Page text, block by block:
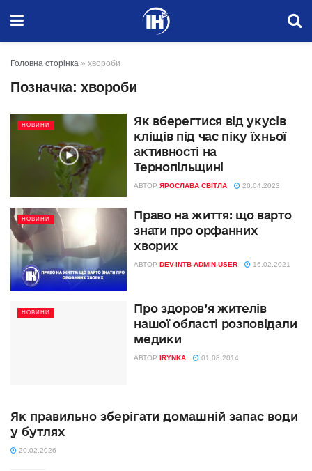
Головна сторінка » хвороби
Позначка: хвороби
НОВИНИ
Як вберегтися від укусів
кліщів під час піку їхньої
активності на
Тернопільщині
АВТОР ЯРОСЛАВА СВІТЛА 20.04.2023
НОВИНИ
Право на життя: що варто
знати про орфанних
хворих
АВТОР DEV-INTB-ADMIN-USER 16.02.2021
НОВИНИ
Про здоров’я жителів
нашої області розповідали
медики
АВТОР IRYNKA 01.08.2014
Як правильно зберігати домашній запас води
у бутлях
20.02.2026